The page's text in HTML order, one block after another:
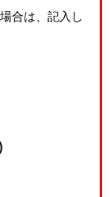
合は、記入し